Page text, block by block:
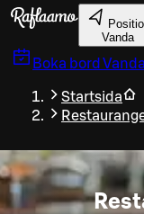
Gå till huvudinnehållet
Vanda
Boka bord Vanda
Startsida